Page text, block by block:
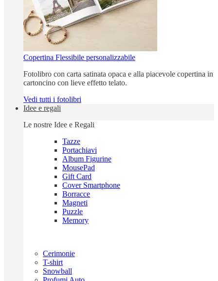
Copertina Flessibile personalizzabile
Fotolibro con carta satinata opaca e alla piacevole copertina in
cartoncino con lieve effetto telato.
Vedi tutti i fotolibri
Idee e regali
Le nostre Idee e Regali
Tazze
Portachiavi
Album Figurine
MousePad
Gift Card
Cover Smartphone
Borracce
Magneti
Puzzle
Memory
Cerimonie
T-shirt
Snowball